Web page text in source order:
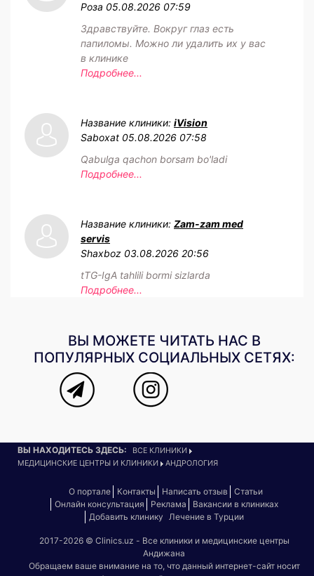
Роза 05.08.2026 07:59
Здравствуйте. Вокруг глаз есть
папиломы. Можно ли удалить их у вас
в клинике
Подробнее...
Название клиники: iVision
Saboxat 05.08.2026 07:58
Qabulga qachon borsam bo'ladi
Подробнее...
Название клиники: Zam-zam med
servis
Shaxboz 03.08.2026 20:56
tTG-IgA tahlili bormi sizlarda
Подробнее...
ВЫ МОЖЕТЕ ЧИТАТЬ НАС В
ПОПУЛЯРНЫХ СОЦИАЛЬНЫХ СЕТЯХ:
ВЫ НАХОДИТЕСЬ ЗДЕСЬ:
ВСЕ КЛИНИКИ
МЕДИЦИНСКИЕ ЦЕНТРЫ И КЛИНИКИ
АНДРОЛОГИЯ
О портале Контакты Написать отзыв
Статьи
Онлайн консультация
Реклама
Вакансии в клиниках
Добавить клинику Лечение в Турции
2017-2026 © Clinics.uz - Все клиники и медицинские центры
Андижана
Обращаем ваше внимание на то, что данный интернет-сайт носит